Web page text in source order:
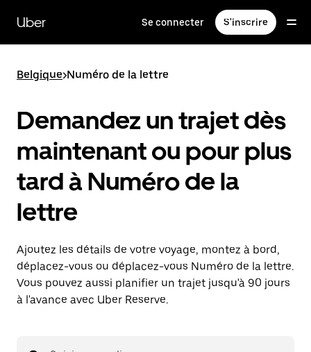
contenu
principal
Uber Se connecter S'inscrire
Belgique>Numéro de la lettre
Demandez un trajet dès
maintenant ou pour plus
tard à Numéro de la
lettre
Ajoutez les détails de votre voyage, montez à bord,
déplacez-vous ou déplacez-vous Numéro de la lettre.
Vous pouvez aussi planifier un trajet jusqu'à 90 jours
à l'avance avec Uber Reserve.